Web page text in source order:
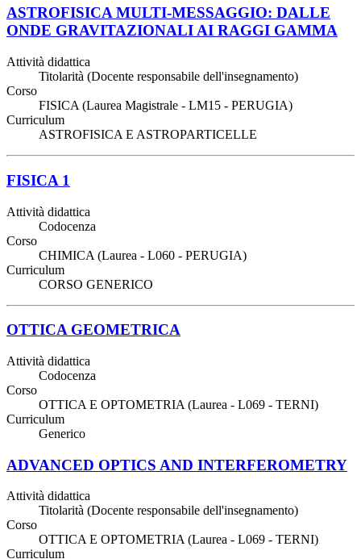
ASTROFISICA MULTI-MESSAGGIO: DALLE
ONDE GRAVITAZIONALI AI RAGGI GAMMA
Attività didattica
Titolarità (Docente responsabile dell'insegnamento)
Corso
FISICA (Laurea Magistrale - LM15 - PERUGIA)
Curriculum
ASTROFISICA E ASTROPARTICELLE
FISICA 1
Attività didattica
Codocenza
Corso
CHIMICA (Laurea - L060 - PERUGIA)
Curriculum
CORSO GENERICO
OTTICA GEOMETRICA
Attività didattica
Codocenza
Corso
OTTICA E OPTOMETRIA (Laurea - L069 - TERNI)
Curriculum
Generico
ADVANCED OPTICS AND INTERFEROMETRY
Attività didattica
Titolarità (Docente responsabile dell'insegnamento)
Corso
OTTICA E OPTOMETRIA (Laurea - L069 - TERNI)
Curriculum